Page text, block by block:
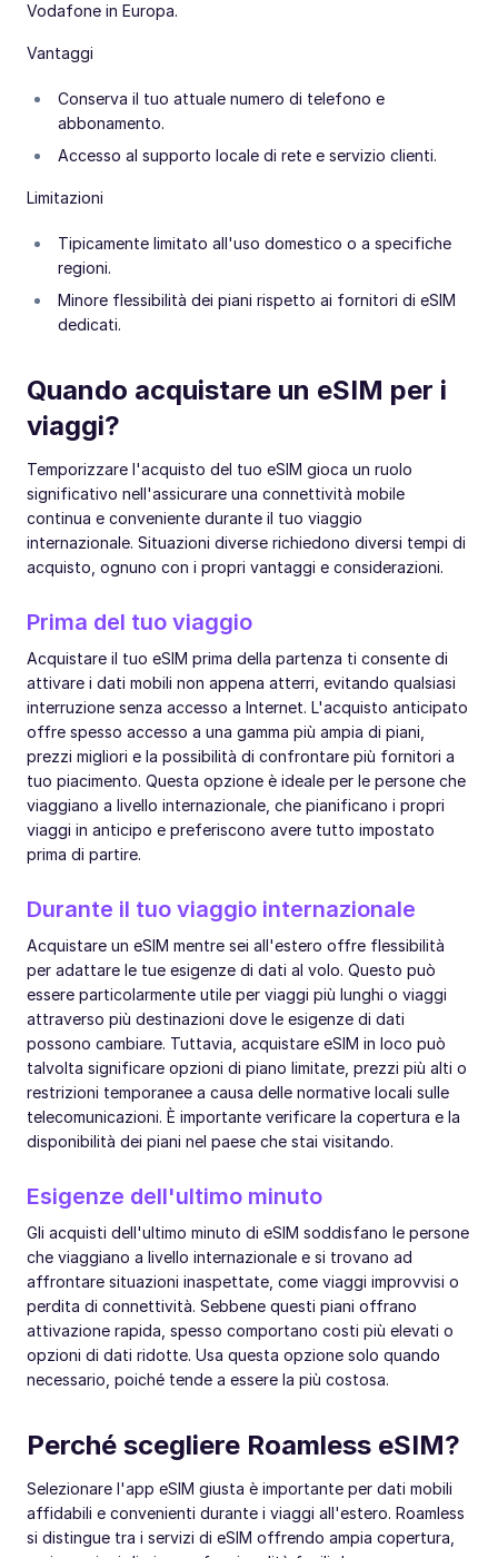
Vodafone in Europa.
Vantaggi
Conserva il tuo attuale numero di telefono e
abbonamento.
Accesso al supporto locale di rete e servizio clienti.
Limitazioni
Tipicamente limitato all'uso domestico o a specifiche
regioni.
Minore flessibilità dei piani rispetto ai fornitori di eSIM
dedicati.
Quando acquistare un eSIM per i
viaggi?
Temporizzare l'acquisto del tuo eSIM gioca un ruolo
significativo nell'assicurare una connettività mobile
continua e conveniente durante il tuo viaggio
internazionale. Situazioni diverse richiedono diversi tempi di
acquisto, ognuno con i propri vantaggi e considerazioni.
Prima del tuo viaggio
Acquistare il tuo eSIM prima della partenza ti consente di
attivare i dati mobili non appena atterri, evitando qualsiasi
interruzione senza accesso a Internet. L'acquisto anticipato
offre spesso accesso a una gamma più ampia di piani,
prezzi migliori e la possibilità di confrontare più fornitori a
tuo piacimento. Questa opzione è ideale per le persone che
viaggiano a livello internazionale, che pianificano i propri
viaggi in anticipo e preferiscono avere tutto impostato
prima di partire.
Durante il tuo viaggio internazionale
Acquistare un eSIM mentre sei all'estero offre flessibilità
per adattare le tue esigenze di dati al volo. Questo può
essere particolarmente utile per viaggi più lunghi o viaggi
attraverso più destinazioni dove le esigenze di dati
possono cambiare. Tuttavia, acquistare eSIM in loco può
talvolta significare opzioni di piano limitate, prezzi più alti o
restrizioni temporanee a causa delle normative locali sulle
telecomunicazioni. È importante verificare la copertura e la
disponibilità dei piani nel paese che stai visitando.
Esigenze dell'ultimo minuto
Gli acquisti dell'ultimo minuto di eSIM soddisfano le persone
che viaggiano a livello internazionale e si trovano ad
affrontare situazioni inaspettate, come viaggi improvvisi o
perdita di connettività. Sebbene questi piani offrano
attivazione rapida, spesso comportano costi più elevati o
opzioni di dati ridotte. Usa questa opzione solo quando
necessario, poiché tende a essere la più costosa.
Perché scegliere Roamless eSIM?
Selezionare l'app eSIM giusta è importante per dati mobili
affidabili e convenienti durante i viaggi all'estero. Roamless
si distingue tra i servizi di eSIM offrendo ampia copertura,